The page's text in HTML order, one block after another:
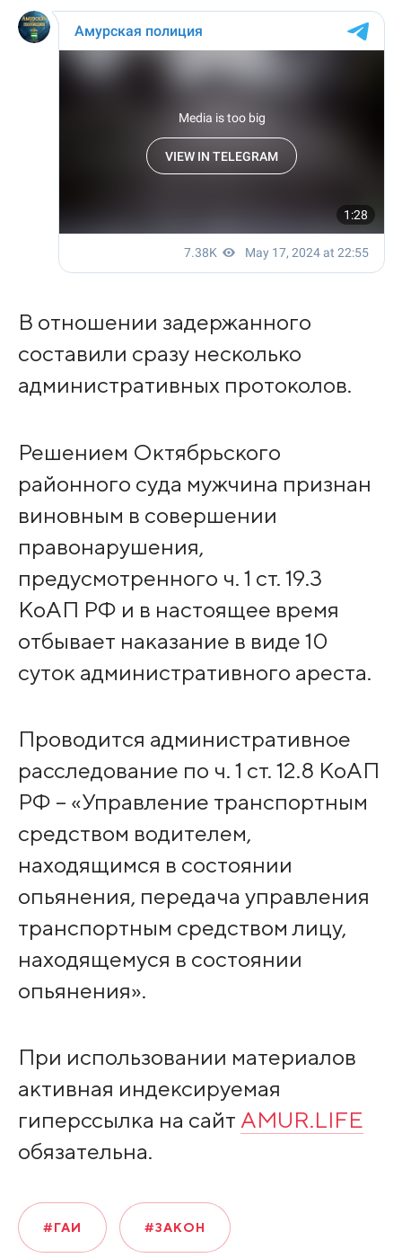
В отношении задержанного
составили сразу несколько
административных протоколов.
Решением Октябрьского
районного суда мужчина признан
виновным в совершении
правонарушения,
предусмотренного ч. 1 ст. 19.3
КоАП РФ и в настоящее время
отбывает наказание в виде 10
суток административного ареста.
Проводится административное
расследование по ч. 1 ст. 12.8 КоАП
РФ – «Управление транспортным
средством водителем,
находящимся в состоянии
опьянения, передача управления
транспортным средством лицу,
находящемуся в состоянии
опьянения».
При использовании материалов
активная индексируемая
гиперссылка на сайт AMUR.LIFE
обязательна.
#ГАИ #ЗАКОН